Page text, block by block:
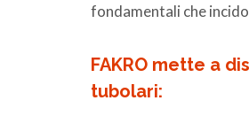
fondamentali che
FAKRO mette a
tubolari: